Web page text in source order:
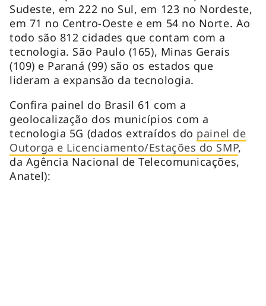
Sudeste, em 222 no Sul, em 123 no Nordeste,
em 71 no Centro-Oeste e em 54 no Norte. Ao
todo são 812 cidades que contam com a
tecnologia. São Paulo (165), Minas Gerais
(109) e Paraná (99) são os estados que
lideram a expansão da tecnologia.
Confira painel do Brasil 61 com a
geolocalização dos municípios com a
tecnologia 5G (dados extraídos do painel de
Outorga e Licenciamento/Estações do SMP,
da Agência Nacional de Telecomunicações,
Anatel):